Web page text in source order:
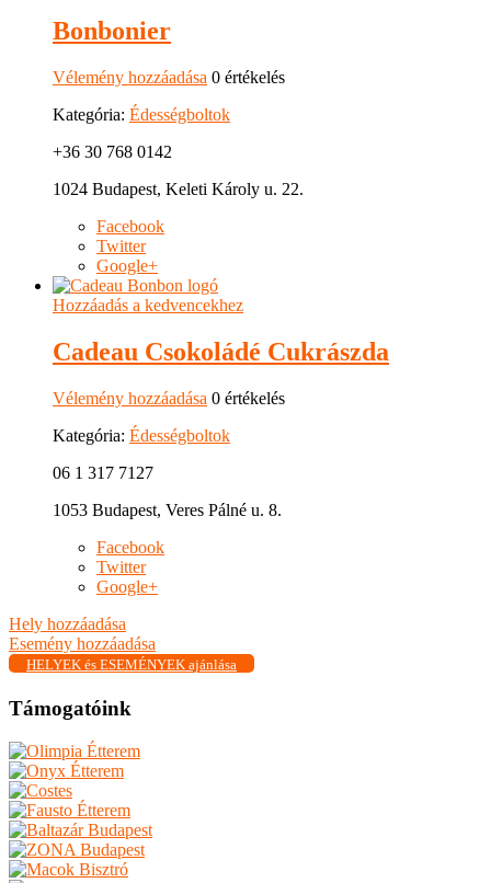
Bonbonier
Vélemény hozzáadása 0 értékelés
Kategória: Édességboltok
+36 30 768 0142
1024 Budapest, Keleti Károly u. 22.
Facebook
Twitter
Google+
Hozzáadás a kedvencekhez
Cadeau Csokoládé Cukrászda
Vélemény hozzáadása 0 értékelés
Kategória: Édességboltok
06 1 317 7127
1053 Budapest, Veres Pálné u. 8.
Facebook
Twitter
Google+
Hely hozzáadása
Esemény hozzáadása
HELYEK és ESEMÉNYEK ajánlása
Támogatóink